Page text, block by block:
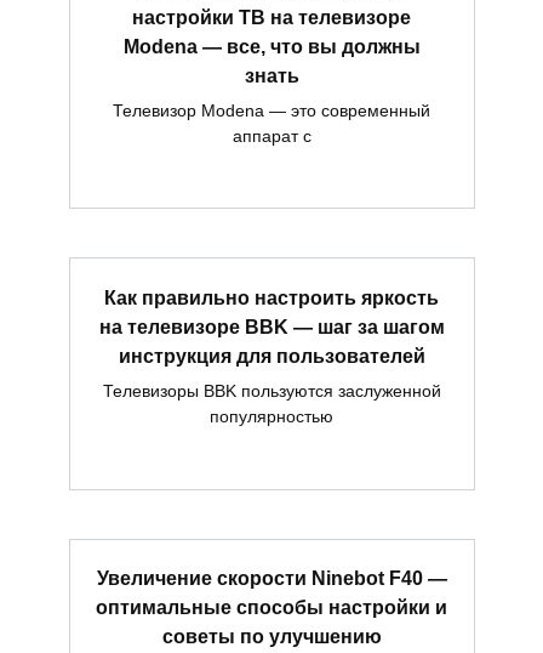
настройки ТВ на телевизоре
Modena — все, что вы должны
знать
Телевизор Modena — это современный
аппарат с
Как правильно настроить яркость
на телевизоре BBK — шаг за шагом
инструкция для пользователей
Телевизоры BBK пользуются заслуженной
популярностью
Увеличение скорости Ninebot F40 —
оптимальные способы настройки и
советы по улучшению